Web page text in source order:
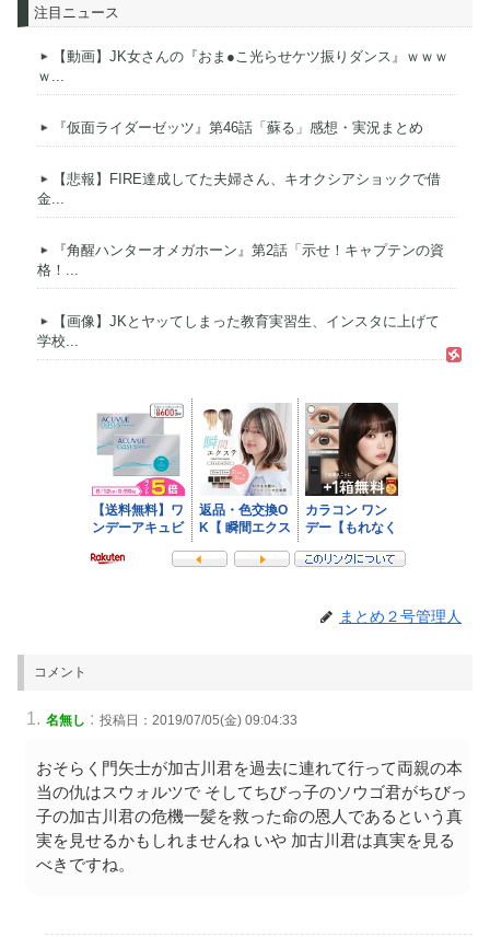
注目ニュース
【動画】JK女さんの『おま●こ光らせケツ振りダンス』ｗｗｗ
ｗ...
『仮面ライダーゼッツ』第46話「蘇る」感想・実況まとめ
【悲報】FIRE達成してた夫婦さん、キオクシアショックで借
金...
『角醒ハンターオメガホーン』第2話「示せ！キャプテンの資
格！...
【画像】JKとヤッてしまった教育実習生、インスタに上げて
学校...
まとめ２号管理人
コメント
名無し : 投稿日：2019/07/05(金) 09:04:33
おそらく門矢士が加古川君を過去に連れて行って両親の本
当の仇はスウォルツで そしてちびっ子のソウゴ君がちびっ
子の加古川君の危機一髪を救った命の恩人であるという真
実を見せるかもしれませんね いや 加古川君は真実を見る
べきですね。